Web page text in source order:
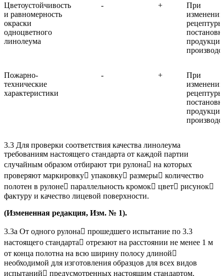
Цветоустойчивость
и равномерность
окраски
одноцветного
линолеума
- +
При
изменении
Пожарно-
технические
характеристики
- +
При
изменении
3.3 Для проверки соответствия качества линолеума
требованиям настоящего стандарта от каждой партии
случайным образом отбирают три рулона на которых
проверяют маркировку упаковку размеры количество
полотен в рулоне параллельность кромок цвет рисунок
фактуру и качество лицевой поверхности.
(Измененная редакция, Изм. № 1).
3.3а От одного рулона прошедшего испытание по 3.3
настоящего стандарта отрезают на расстоянии не менее 1 м
от конца полотна на всю ширину полосу длиной
необходимой для изготовления образцов для всех видов
испытаний предусмотренных настоящим стандартом.